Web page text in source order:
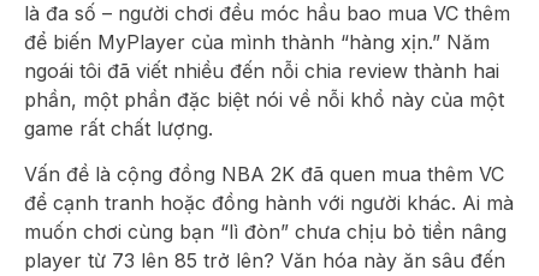
là đa số – người chơi đều móc hầu bao mua VC thêm
để biến MyPlayer của mình thành “hàng xịn.” Năm
ngoái tôi đã viết nhiều đến nỗi chia review thành hai
phần, một phần đặc biệt nói về nỗi khổ này của một
game rất chất lượng.
Vấn đề là cộng đồng NBA 2K đã quen mua thêm VC
để cạnh tranh hoặc đồng hành với người khác. Ai mà
muốn chơi cùng bạn “lì đòn” chưa chịu bỏ tiền nâng
player từ 73 lên 85 trở lên? Văn hóa này ăn sâu đến